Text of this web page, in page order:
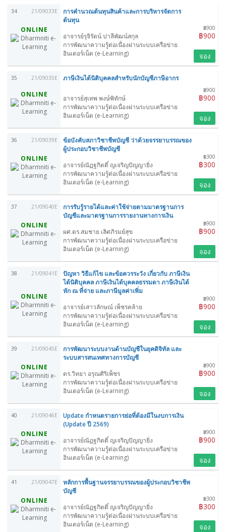
34 21/09033E
ONLINE
การคำนวณต้นทุนสินค้าและการบริหารจัดการ
ต้นทุน
฿900
฿900
อาจารย์รุจิรัตน์ ปาลีพัฒน์สกุล
การพัฒนาความรู้ต่อเนื่องผ่านระบบเครือข่าย
อินเตอร์เน็ต (e-Learning)
จอง
35 21/09035E
ONLINE
ภาษีเงินได้นิติบุคคลสำหรับนักบัญชีภาษีอากร
฿900
฿900
อาจารย์สุเทพ พงษ์พิทักษ์
การพัฒนาความรู้ต่อเนื่องผ่านระบบเครือข่าย
อินเตอร์เน็ต (e-Learning)
จอง
36 21/09039E
ONLINE
ข้อบังคับสภาวิชาชีพบัญชี ว่าด้วยจรรยาบรรณของ
ผู้ประกอบวิชาชีพบัญชี
฿300
฿300
อาจารย์ณัฏฐกิตติ์ ญเจริญปัญญายิ่ง
การพัฒนาความรู้ต่อเนื่องผ่านระบบเครือข่าย
อินเตอร์เน็ต (e-Learning)
จอง
37 21/09040E
ONLINE
การรับรู้รายได้และค่าใช้จ่ายตามมาตรฐานการ
บัญชีและมาตรฐานการรายงานทางการเงิน
฿900
฿900
ผศ.ดร.สมชาย เลิศภิรมย์สุข
การพัฒนาความรู้ต่อเนื่องผ่านระบบเครือข่าย
อินเตอร์เน็ต (e-Learning)
จอง
38 21/09041E
ONLINE
ปัญหา วิธีแก้ไข และข้อควรระวัง เกี่ยวกับ ภาษีเงิน
ได้นิติบุคคล ภาษีเงินได้บุคคลธรรมดา ภาษีเงินได้
หัก ณ ที่จ่าย และภาษีมูลค่าเพิ่ม
฿900
฿900
อาจารย์เสาวลักษณ์ เพ็ชรคล้าย
การพัฒนาความรู้ต่อเนื่องผ่านระบบเครือข่าย
อินเตอร์เน็ต (e-Learning)
จอง
39 21/09045E
ONLINE
การพัฒนาระบบงานด้านบัญชีในยุคดิจิทัล และ
ระบบสารสนเทศทางการบัญชี
฿900
฿900
ดร.วิทยา อรุณศิริเพ็ชร
การพัฒนาความรู้ต่อเนื่องผ่านระบบเครือข่าย
อินเตอร์เน็ต (e-Learning)
จอง
40 21/09046E
ONLINE
Update กำหนดรายการย่อที่ต้องมีในงบการเงิน
(Update ปี 2569)
฿900
฿900
อาจารย์ณัฏฐกิตติ์ ญเจริญปัญญายิ่ง
การพัฒนาความรู้ต่อเนื่องผ่านระบบเครือข่าย
อินเตอร์เน็ต (e-Learning)
จอง
41 21/09047E
ONLINE
หลักการพื้นฐานจรรยาบรรณของผู้ประกอบวิชาชีพ
บัญชี
฿300
฿300
อาจารย์ณัฏฐกิตติ์ ญเจริญปัญญายิ่ง
การพัฒนาความรู้ต่อเนื่องผ่านระบบเครือข่าย
อินเตอร์เน็ต (e-Learning)
จอง